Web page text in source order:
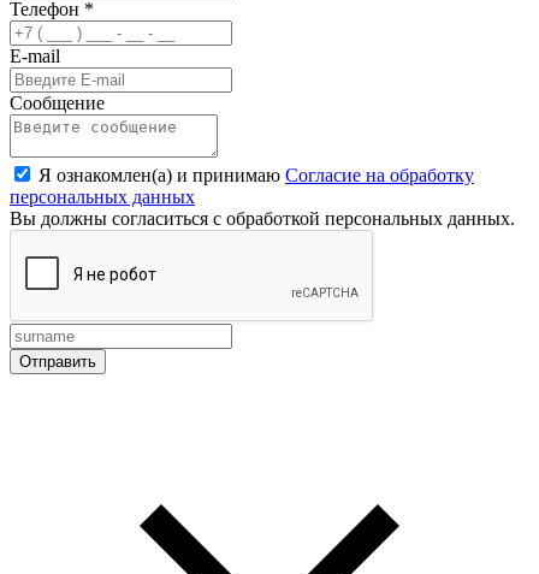
Телефон *
E-mail
Сообщение
Я ознакомлен(а) и принимаю Согласие на обработку
персональных данных
Вы должны согласиться с обработкой персональных данных.